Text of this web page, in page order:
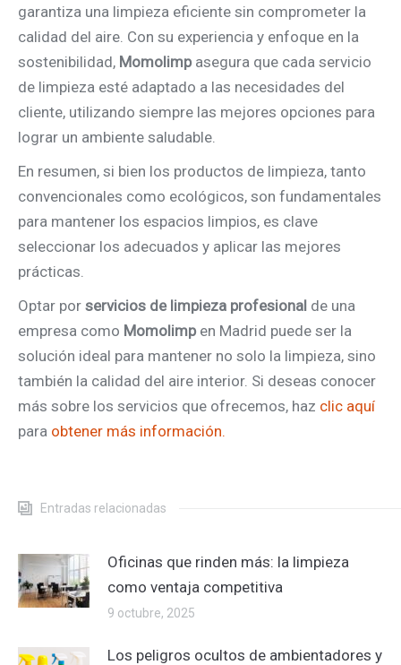
garantiza una limpieza eficiente sin comprometer la
calidad del aire. Con su experiencia y enfoque en la
sostenibilidad, Momolimpasegura que cada servicio
de limpieza esté adaptado a las necesidades del
cliente, utilizando siempre las mejores opciones para
lograr un ambiente saludable.
En resumen, si bien los productos de limpieza, tanto
convencionales como ecológicos, son fundamentales
para mantener los espacios limpios, es clave
seleccionar los adecuados y aplicar las mejores
prácticas.
Optar por servicios de limpieza profesional de una
empresa como Momolimpen Madrid puede ser la
solución ideal para mantener no solo la limpieza, sino
también la calidad del aire interior. Si deseas conocer
más sobre los servicios que ofrecemos, haz clic aquí
para obtener más información.
Entradas relacionadas
Oficinas que rinden más: la limpieza
como ventaja competitiva
9 octubre, 2025
Los peligros ocultos de ambientadores y